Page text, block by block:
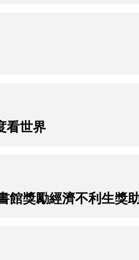
看世界
館獎勵經濟不利生獎